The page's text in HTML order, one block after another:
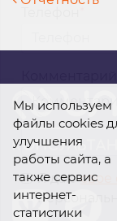
Я даюсвое
Мы используем
файлы cookies
улучшения
работы сайта, а
также сервис
интернет-
статистики